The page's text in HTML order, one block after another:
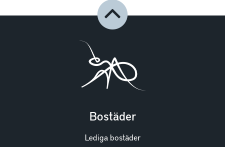
Bostäder
Lediga bostäder